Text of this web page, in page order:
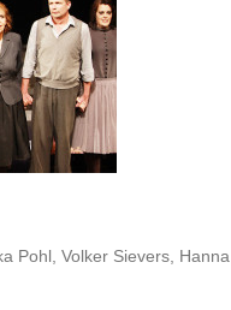
Pohl, Volker Sievers, Hanna